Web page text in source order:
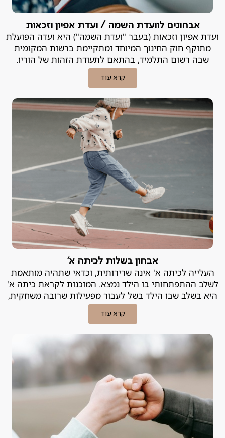
אבחונים לוועדת השמה / ועדת אפיון וזכאות
ועדת אפיון וזכאות (בעבר "ועדת השמה") היא ועדה הפועלת
מתוקף חוק החינוך המיוחד ומתקיימת ברשות המקומית
שבה רשום התלמיד, בהתאם לתעודת הזהות של הוריו.
קרא עוד
אבחון בשלות לכיתה א'
העלייה לכיתה א' אינה שרירותית, וכדאי שתהיה מותאמת
לשלב ההתפתחותי בו הילד נמצא. המוכנות לקראת כיתה א'
היא בשלב שבו הילד בשל לעבור מפעילות שרובה משחקית,
לפעילות של למידה מובנית ומסודרת.
קרא עוד